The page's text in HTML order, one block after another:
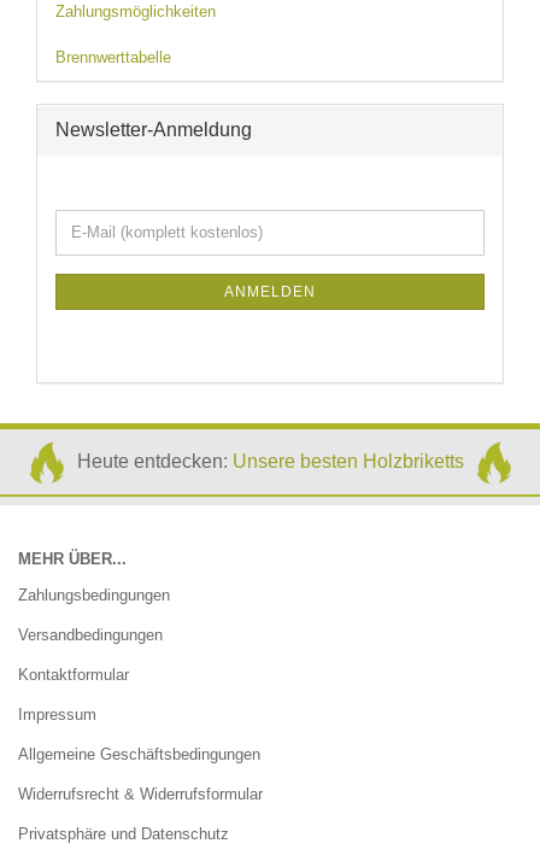
Zahlungsmöglichkeiten
Brennwerttabelle
Newsletter-Anmeldung
ZUR
NEWSLETTER-
E-
Mail
(komplett
ANMELDEN
Heute entdecken: Unsere besten Holzbriketts
MEHR ÜBER...
Zahlungsbedingungen
Versandbedingungen
Kontaktformular
Impressum
Allgemeine Geschäftsbedingungen
Widerrufsrecht & Widerrufsformular
Privatsphäre und Datenschutz